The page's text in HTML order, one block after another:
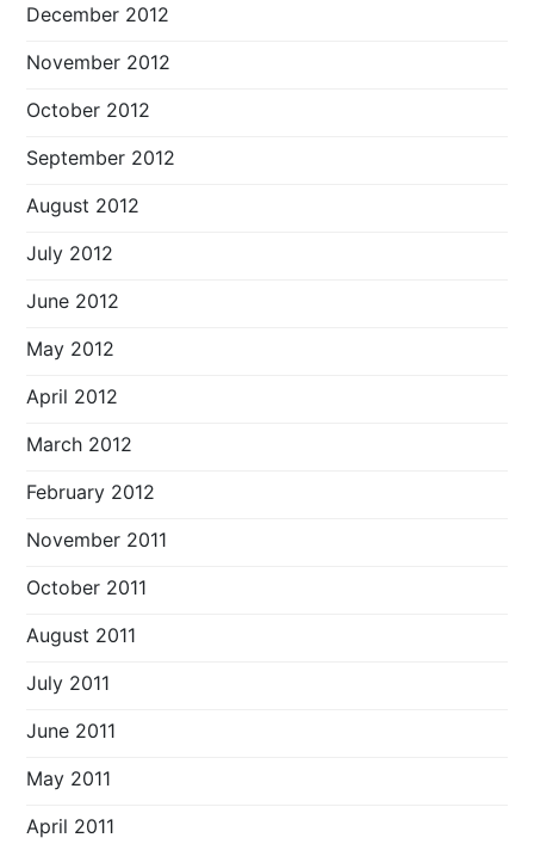
December 2012
November 2012
October 2012
September 2012
August 2012
July 2012
June 2012
May 2012
April 2012
March 2012
February 2012
November 2011
October 2011
August 2011
July 2011
June 2011
May 2011
April 2011